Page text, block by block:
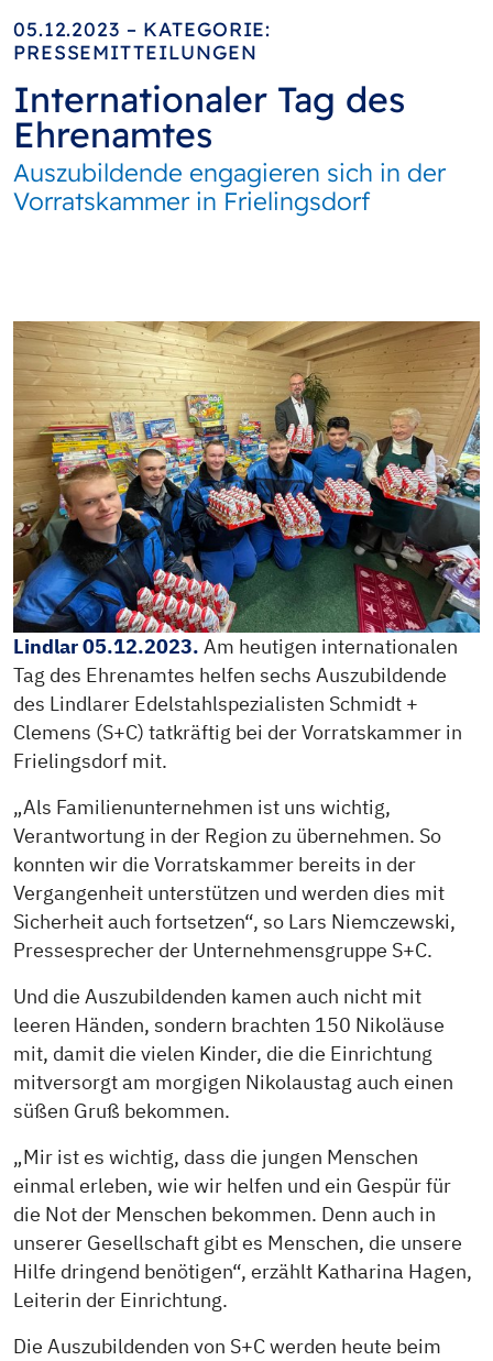
05.12.2023 – KATEGORIE:
PRESSEMITTEILUNGEN
Internationaler Tag des
Ehrenamtes
Auszubildende engagieren sich in der
Vorratskammer in Frielingsdorf
Lindlar 05.12.2023. Am heutigen internationalen
Tag des Ehrenamtes helfen sechs Auszubildende
des Lindlarer Edelstahlspezialisten Schmidt +
Clemens (S+C) tatkräftig bei der Vorratskammer in
Frielingsdorf mit.
„Als Familienunternehmen ist uns wichtig,
Verantwortung in der Region zu übernehmen. So
konnten wir die Vorratskammer bereits in der
Vergangenheit unterstützen und werden dies mit
Sicherheit auch fortsetzen“, so Lars Niemczewski,
Pressesprecher der Unternehmensgruppe S+C.
Und die Auszubildenden kamen auch nicht mit
leeren Händen, sondern brachten 150 Nikoläuse
mit, damit die vielen Kinder, die die Einrichtung
mitversorgt am morgigen Nikolaustag auch einen
süßen Gruß bekommen.
„Mir ist es wichtig, dass die jungen Menschen
einmal erleben, wie wir helfen und ein Gespür für
die Not der Menschen bekommen. Denn auch in
unserer Gesellschaft gibt es Menschen, die unsere
Hilfe dringend benötigen“, erzählt Katharina Hagen,
Leiterin der Einrichtung.
Die Auszubildenden von S+C werden heute beim